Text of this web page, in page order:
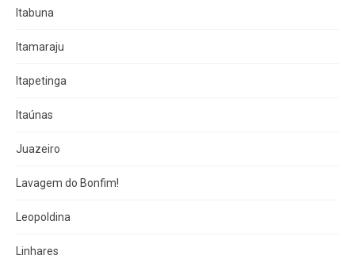
Itabuna
Itamaraju
Itapetinga
Itaúnas
Juazeiro
Lavagem do Bonfim!
Leopoldina
Linhares